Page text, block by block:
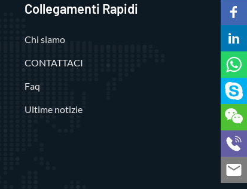
Collegamenti Rapidi
Chi siamo
CONTATTACI
Faq
Ultime notizie